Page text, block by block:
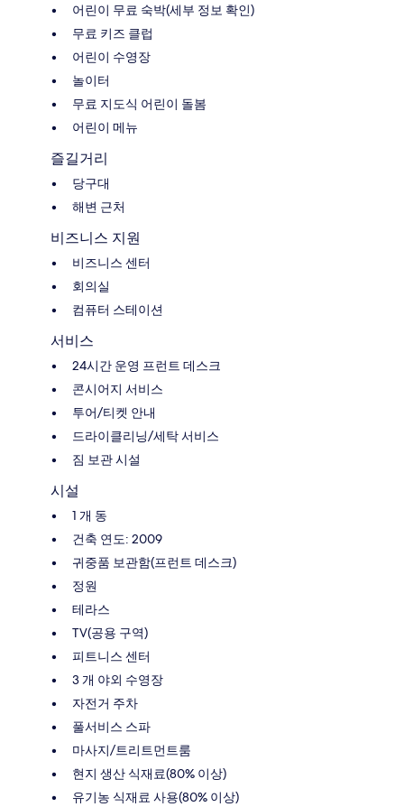
어린이 무료 숙박(세부 정보 확인)
무료 키즈 클럽
어린이 수영장
놀이터
무료 지도식 어린이 돌봄
어린이 메뉴
즐길거리
당구대
해변 근처
비즈니스 지원
비즈니스 센터
회의실
컴퓨터 스테이션
서비스
24시간 운영 프런트 데스크
콘시어지 서비스
투어/티켓 안내
드라이클리닝/세탁 서비스
짐 보관 시설
시설
1 개 동
건축 연도: 2009
귀중품 보관함(프런트 데스크)
정원
테라스
TV(공용 구역)
피트니스 센터
3 개 야외 수영장
자전거 주차
풀서비스 스파
마사지/트리트먼트룸
현지 생산 식재료(80% 이상)
유기농 식재료 사용(80% 이상)